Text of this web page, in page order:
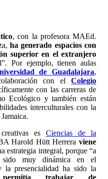
, con la profesora MAEd.
ha generado espacios con
superior en el extranjero
Por ejemplo, tienen aulas
de Guadalajara,
con el Colegio
con las carreras de
Ecológico y también están
interculturales con la
es Ciencias de la
Harold Hütt Herreraviene
estrategia integral, porque “a
muy dinámica en el
la presencialidad ha sido la
trabajar de